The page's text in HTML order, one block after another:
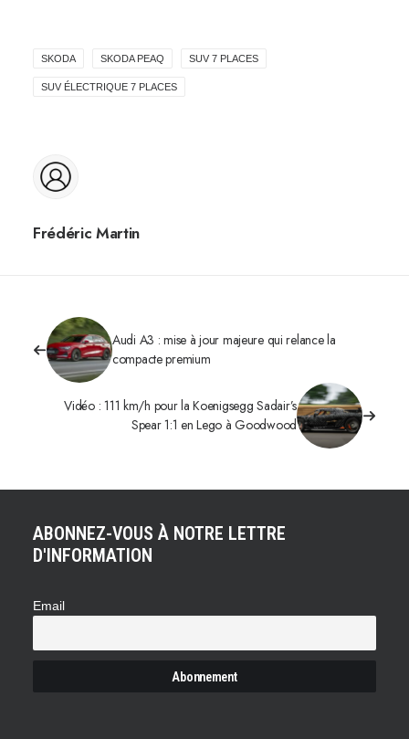
SKODA SKODA PEAQ SUV 7 PLACES
SUV ÉLECTRIQUE 7 PLACES
Frédéric Martin
Audi A3 : mise à jour majeure qui relance la
compacte premium
Vidéo : 111 km/h pour la Koenigsegg Sadair’s
Spear 1:1 en Lego à Goodwood
ABONNEZ-VOUS À NOTRE LETTRE
D'INFORMATION
Email